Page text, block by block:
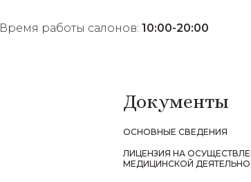
Время работы салонов: 10:00-20:00
Документы
ОСНОВНЫЕ СВЕДЕНИЯ
ЛИЦЕНЗИЯ НА
МЕДИЦИНСКОЙ